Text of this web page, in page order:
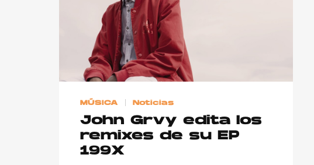
MÚSICA Noticias
John Grvy edita los
remixes de su EP
199X